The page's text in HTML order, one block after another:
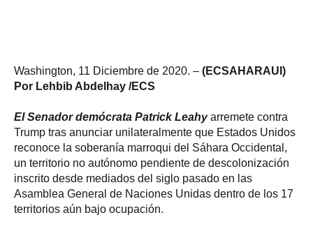
Washington, 11 Diciembre de 2020. – (ECSAHARAUI)
Por Lehbib Abdelhay /ECS
El Senador demócrata Patrick Leahyarremete contra
Trump tras anunciar unilateralmente que Estados Unidos
reconoce la soberanía marroqui del Sáhara Occidental,
un territorio no autónomo pendiente de descolonización
inscrito desde mediados del siglo pasado en las
Asamblea General de Naciones Unidas dentro de los 17
territorios aún bajo ocupación.